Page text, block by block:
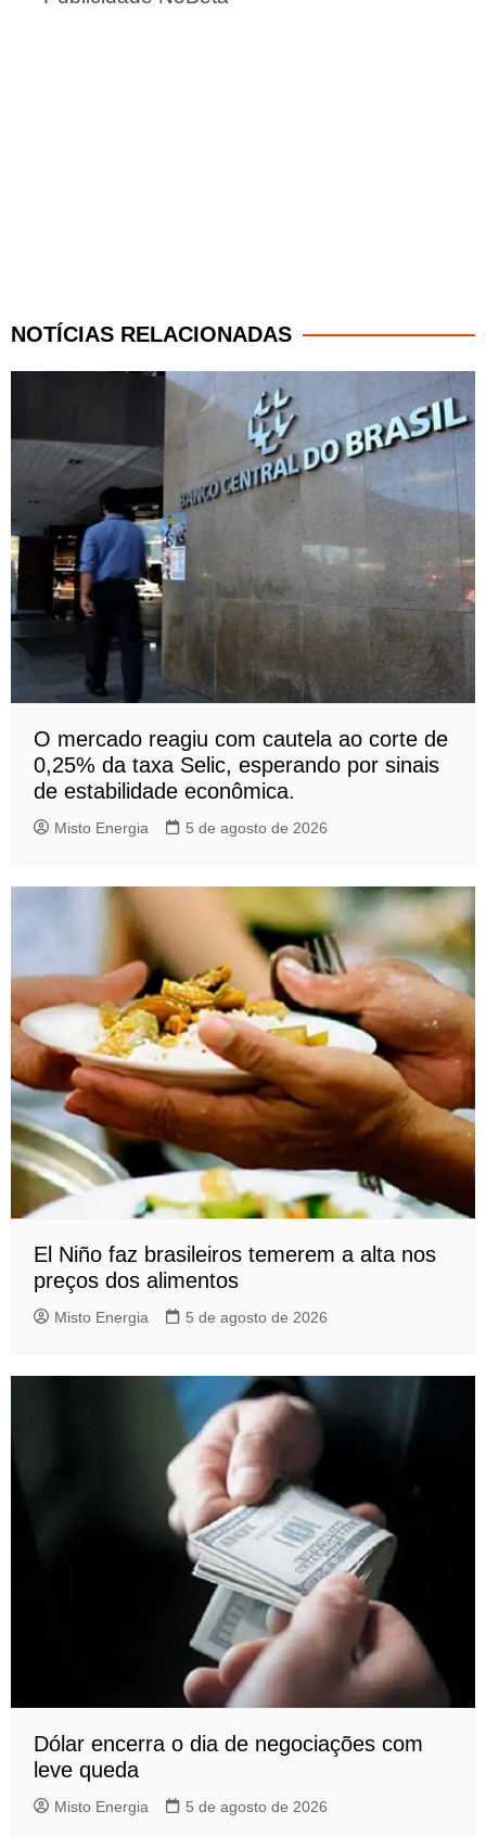
NOTÍCIAS RELACIONADAS
O mercado reagiu com cautela ao corte de
0,25% da taxa Selic, esperando por sinais
de estabilidade econômica.
Misto Energia 5 de agosto de 2026
El Niño faz brasileiros temerem a alta nos
preços dos alimentos
Misto Energia 5 de agosto de 2026
Dólar encerra o dia de negociações com
leve queda
Misto Energia 5 de agosto de 2026